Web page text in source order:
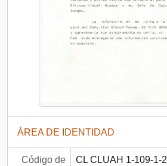
ÁREA DE IDENTIDAD
Código de
CL CLUAH 1-109-1-2